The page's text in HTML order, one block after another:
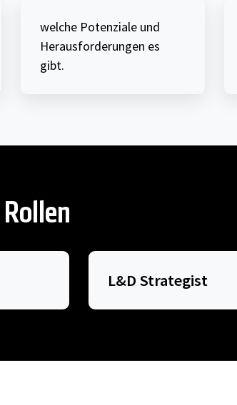
welche Potenziale und
Herausforderungen es
gibt.
L&D Strategist